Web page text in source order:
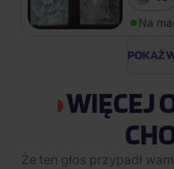
Na
POKAŻ
WIĘCEJ
Że ten głos przypadł